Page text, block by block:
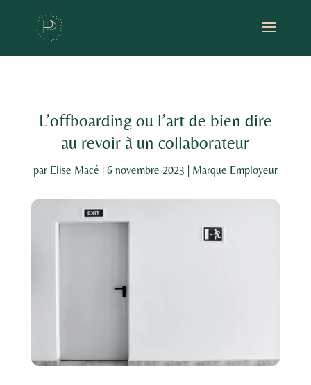
L’offboarding ou l’art de bien dire
au revoir à un collaborateur
par Elise Macé 6 novembre 2023 Marque Employeur